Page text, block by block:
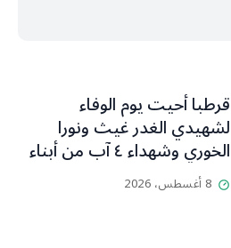
قرطبا أحيت يوم الوفاء
لشهيدي الغدر غيث ونورا
الخوري وشهداء ٤ آب من أبناء
البلدة.. كارين الخوري افرام: لقد
كان بيتنا، بوجود والدي، ينبض
8 أغسطس، 2026